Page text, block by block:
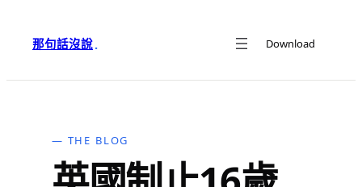
內
那句話沒說· Download
— THE BLOG